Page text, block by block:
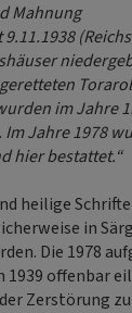
Mahnung
im Jahre
Jahre 1978
hier bestattet.“
heilige
in
Die 1978
1939 offenbar
Zerstörung